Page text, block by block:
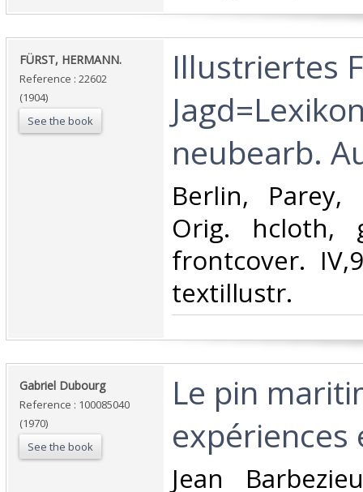
‎FÜRST, HERMANN.‎
Reference : 22602
(1904)
See the book
‎Illustriertes
neubearb.
‎Berlin, Parey,
Orig. hcloth,
frontcover.
textillustr.‎
‎Gabriel Dubourg‎
Reference : 100085040
(1970)
See the book
‎Le pin
expériences
‎Jean